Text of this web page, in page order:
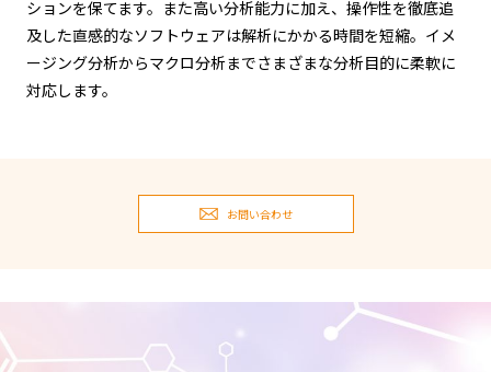
ションを保てます。また高い分析能力に加え、操作性を徹底追
及した直感的なソフトウェアは解析にかかる時間を短縮。イメ
ージング分析からマクロ分析までさまざまな分析目的に柔軟に
対応します。
お問い合わせ